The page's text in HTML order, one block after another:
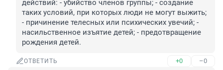
действий: - убийство членов группы; - создание
таких условий, при которых люди не могут выжить;
- причинение телесных или психических увечий; -
насильственное изъятие детей; - предотвращение
рождения детей.
ОТВЕТИТЬ +0 –0